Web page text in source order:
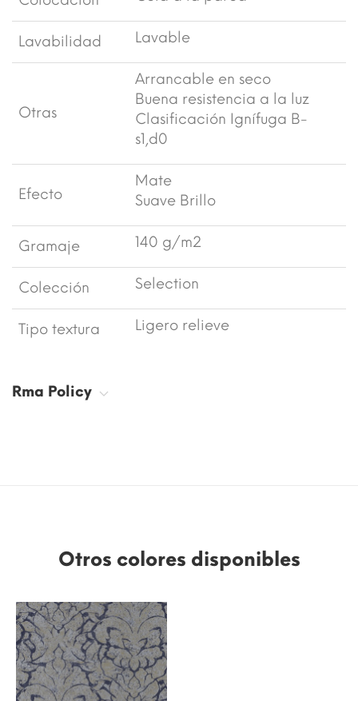
Lavabilidad Lavable
Otras
Arrancable en seco
Buena resistencia a la luz
Clasificación Ignífuga B-
s1,d0
Efecto
Mate
Suave Brillo
Gramaje 140 g/m2
Colección Selection
Tipo textura Ligero relieve
Rma Policy
Otros colores disponibles